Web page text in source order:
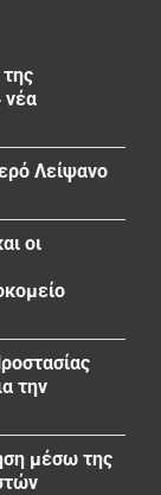
νέα
Λείψανο
οι
την
μέσω της